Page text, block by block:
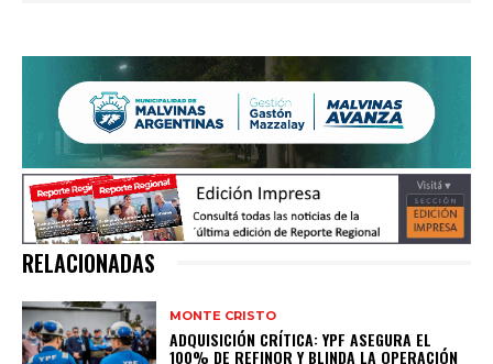
RELACIONADAS
MONTE CRISTO
ADQUISICIÓN CRÍTICA: YPF ASEGURA EL
100% DE REFINOR Y BLINDA LA OPERACIÓN